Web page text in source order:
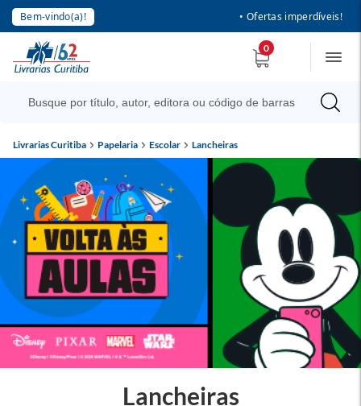
Bem-vindo(a)! • Ofertas imperdíveis!
0
Livrarias Curitiba Papelaria Escolar Lancheiras
Lancheiras